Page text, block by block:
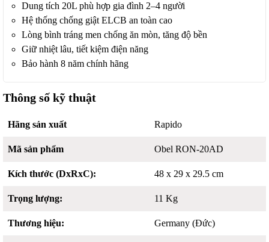
Dung tích 20L phù hợp gia đình 2–4 người
Hệ thống chống giật ELCB an toàn cao
Lòng bình tráng men chống ăn mòn, tăng độ bền
Giữ nhiệt lâu, tiết kiệm điện năng
Bảo hành 8 năm chính hãng
Thông số kỹ thuật
Hãng sản xuất Rapido
Mã sản phẩm Obel RON-20AD
Kích thước (DxRxC): 48 x 29 x 29.5 cm
Trọng lượng: 11 Kg
Thương hiệu: Germany (Đức)